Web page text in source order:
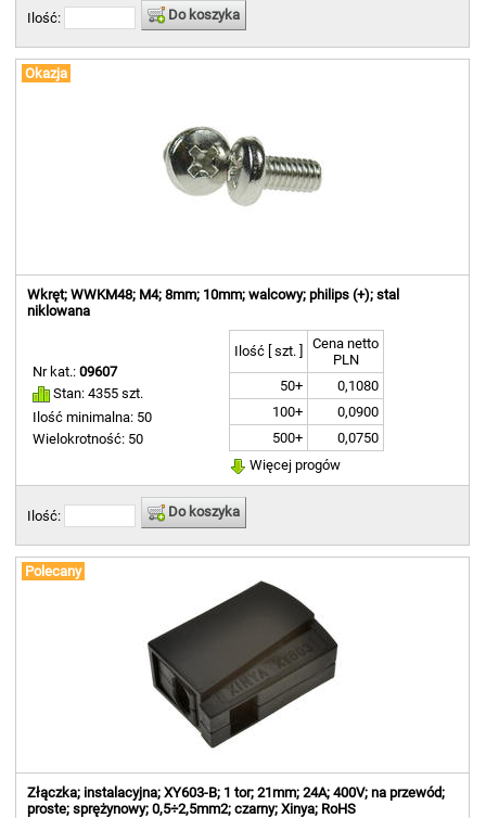
Ilość: Do koszyka
Okazja
Wkręt; WWKM48; M4; 8mm; 10mm; walcowy; philips (+); stal
niklowana
Nr kat.:09607
Stan: 4355 szt.
Ilość minimalna: 50
Wielokrotność: 50
Ilość [ szt. ]
Cena netto
PLN
50+
0,1080
100+
0,0900
500+
0,0750
Więcej progów
Ilość: Do koszyka
Polecany
Złączka; instalacyjna; XY603-B; 1 tor; 21mm; 24A; 400V; na przewód;
proste; sprężynowy; 0,5÷2,5mm2; czarny; Xinya; RoHS